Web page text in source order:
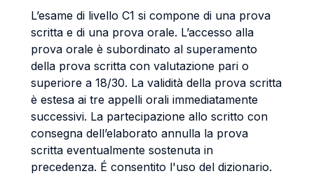
L’esame di livello C1 si compone di una prova
scritta e di una prova orale. L’accesso alla
prova orale è subordinato al superamento
della prova scritta con valutazione pari o
superiore a 18/30. La validità della prova scritta
è estesa ai tre appelli orali immediatamente
successivi. La partecipazione allo scritto con
consegna dell’elaborato annulla la prova
scritta eventualmente sostenuta in
precedenza. É consentito l'uso del dizionario.